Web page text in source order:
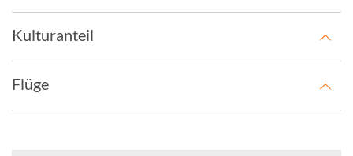
Kulturanteil
Flüge